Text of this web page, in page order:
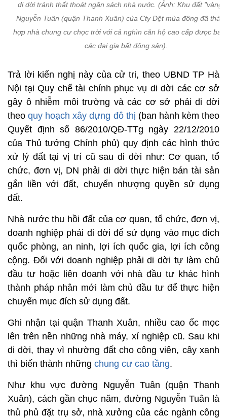
di dời tránh thất thoát ngân sách nhà nước. (Ảnh: Khu đất "vàng"
Nguyễn Tuân (quận Thanh Xuân) của Cty Dệt mùa đông đã
hợp nhà chung cư chọc trời với cả nghìn căn hộ cao cấp được bán
các đại gia bất động sản).
Trả lời kiến nghị này của cử tri, theo UBND TP Hà
Nội tại Quy chế tài chính phục vụ di dời các cơ sở
gây ô nhiễm môi trường và các cơ sở phải di dời
theoquy hoạch xây dựng đô thị (ban hành kèm theo
Quyết định số 86/2010/QĐ-TTg ngày 22/12/2010
của Thủ tướng Chính phủ) quy định các hình thức
xử lý đất tại vị trí cũ sau di dời như: Cơ quan, tổ
chức, đơn vị, DN phải di dời thực hiện bán tài sản
gắn liền với đất, chuyển nhượng quyền sử dụng
đất.
Nhà nước thu hồi đất của cơ quan, tổ chức, đơn vị,
doanh nghiệp phải di dời để sử dụng vào mục đích
quốc phòng, an ninh, lợi ích quốc gia, lợi ích công
cộng. Đối với doanh nghiệp phải di dời tự làm chủ
đầu tư hoặc liên doanh với nhà đầu tư khác hình
thành pháp nhân mới làm chủ đầu tư để thực hiện
chuyển mục đích sử dụng đất.
Ghi nhận tại quận Thanh Xuân, nhiều cao ốc mọc
lên trên nền những nhà máy, xí nghiệp cũ. Sau khi
di dời, thay vì nhường đất cho công viên, cây xanh
thì biến thành những chung cư cao tầng.
Như khu vực đường Nguyễn Tuân (quận Thanh
Xuân), cách gần chục năm, đường Nguyễn Tuân là
thủ phủ đặt trụ sở, nhà xưởng của các ngành công